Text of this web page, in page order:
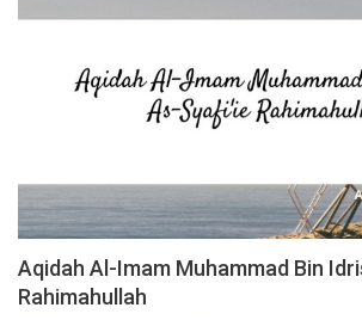
Aqidah Al-Imam Muhammad Bin
Rahimahullah